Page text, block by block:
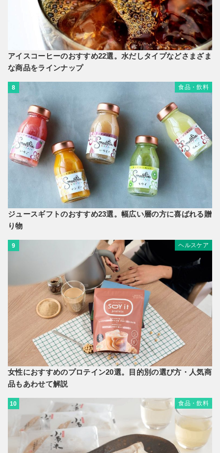
アイスコーヒーのおすすめ22選。水だしタイプなどさまざま
な商品をラインナップ
8 食品・飲料
ジュースギフトのおすすめ23選。幅広い層の方に喜ばれる贈
り物
9 ヘルスケア
女性におすすめのプロテイン20選。目的別の選び方・人気商
品もあわせて解説
10 食品・飲料